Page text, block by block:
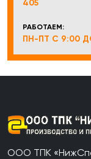
405
РАБОТАЕМ:
ПН-ПТ С 9:00
ООО ТПК